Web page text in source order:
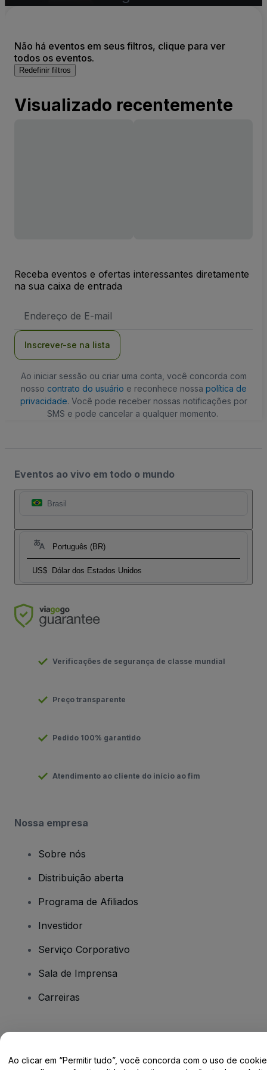
Não há eventos em seus filtros, clique para ver
todos os eventos.
Redefinir filtros
Visualizado recentemente
Receba eventos e ofertas interessantes diretamente
na sua caixa de entrada
de
Inscrever-se na lista
Ao iniciar sessão ou criar uma conta, você concorda com
nosso contrato do usuário e reconhece nossa política de
privacidade. Você pode receber nossas notificações por
SMS e pode cancelar a qualquer momento.
Eventos ao vivo em todo o mundo
Brasil
Português (BR)
US$ Dólar dos Estados Unidos
Verificações de segurança de classe mundial
Preço transparente
Pedido 100% garantido
Atendimento ao cliente do início ao fim
Nossa empresa
Sobre nós
Distribuição aberta
Programa de Afiliados
Investidor
Serviço Corporativo
Sala de Imprensa
Carreiras
Ao clicar em “Permitir tudo”, você concorda com o uso de